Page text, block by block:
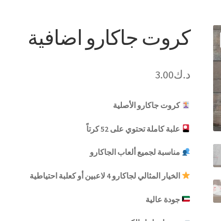
كروت جاكارو اضافية
د.ك3.00
كروت جاكارو الأصلية
علبة كاملة تحتوي على 52 كرتاً
مناسبة لجميع ألعاب الجاكارو
الخيار المثالي لجاكارو 4 لاعبين أو كعلبة احتياطية
جودة عالية